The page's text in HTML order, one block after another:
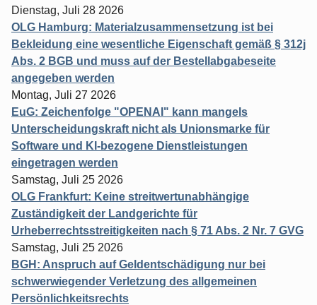
Dienstag, Juli 28 2026
OLG Hamburg: Materialzusammensetzung ist bei
Bekleidung eine wesentliche Eigenschaft gemäß § 312j
Abs. 2 BGB und muss auf der Bestellabgabeseite
angegeben werden
Montag, Juli 27 2026
EuG: Zeichenfolge "OPENAI" kann mangels
Unterscheidungskraft nicht als Unionsmarke für
Software und KI-bezogene Dienstleistungen
eingetragen werden
Samstag, Juli 25 2026
OLG Frankfurt: Keine streitwertunabhängige
Zuständigkeit der Landgerichte für
Urheberrechtsstreitigkeiten nach § 71 Abs. 2 Nr. 7 GVG
Samstag, Juli 25 2026
BGH: Anspruch auf Geldentschädigung nur bei
schwerwiegender Verletzung des allgemeinen
Persönlichkeitsrechts